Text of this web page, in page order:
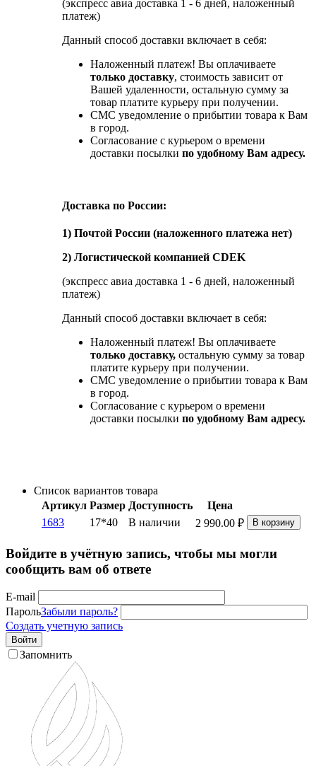
(экспресс авиа доставка 1 - 6 дней, наложенный
платеж)
Данный способ доставки включает в себя:
Наложенный платеж! Вы оплачиваете
только доставку, стоимость зависит от
Вашей удаленности, остальную сумму за
товар платите курьеру при получении.
СМС уведомление о прибытии товара к Вам
в город.
Согласование с курьером о времени
доставки посылки по удобному Вам адресу.
Доставка по России:
1) Почтой России (наложенного платежа нет)
2) Логистической компанией CDEK
(экспресс авиа доставка 1 - 6 дней, наложенный
платеж)
Данный способ доставки включает в себя:
Наложенный платеж! Вы оплачиваете
только доставку, остальную сумму за товар
платите курьеру при получении.
СМС уведомление о прибытии товара к Вам
в город.
Согласование с курьером о времени
доставки посылки по удобному Вам адресу.
Список вариантов товара
Артикул Размер Доступность
Цена
1683
17*40 В наличии 2 990.00 ₽ В корзину
Войдите в учётную запись, чтобы мы могли
сообщить вам об ответе
E-mail
ПарольЗабыли пароль?
Создать учетную запись
Войти
Запомнить